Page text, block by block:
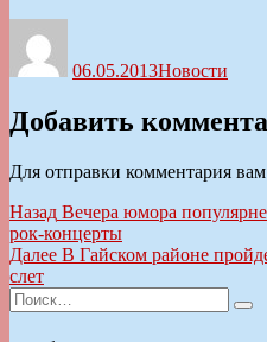
06.05.2013Новости
Добавить
Для отправки комментария
Навигация
по
записям
Назад Предыдущая
запись:
Вечера юмора
рок-концерты
Далее Следующая
В Гайском районе
слет
Искать: